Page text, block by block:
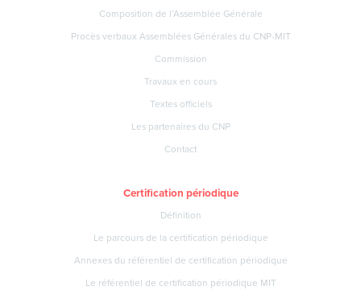
Composition de l’Assemblée Générale
Procès verbaux Assemblées Générales du CNP-MIT
Commission
Travaux en cours
Textes officiels
Les partenaires du CNP
Contact
Certification périodique
Définition
Le parcours de la certification périodique
Annexes du référentiel de certification périodique
Le référentiel de certification périodique MIT